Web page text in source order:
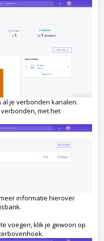
je verbonden kanalen.
met het
informatie hierover
voegen, klik je gewoon op